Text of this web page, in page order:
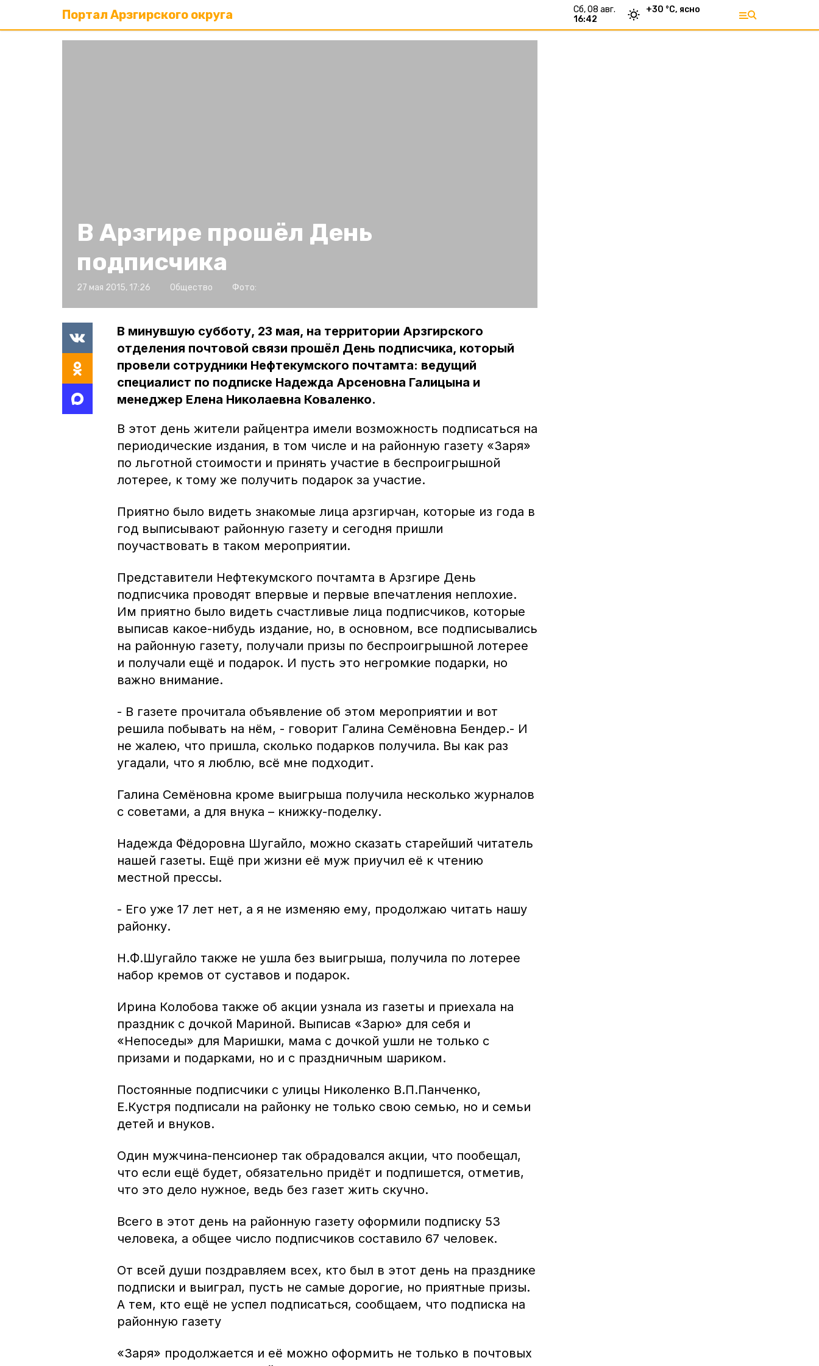
Портал Арзгирского округа
сб, 08 авг.
16:42
+30 °С, ясно
В Арзгире прошёл День
подписчика
27 мая 2015, 17:26 Общество Фото:
В минувшую субботу, 23 мая, на территории Арзгирского
отделения почтовой связи прошёл День подписчика, который
провели сотрудники Нефтекумского почтамта: ведущий
специалист по подписке Надежда Арсеновна Галицына и
менеджер Елена Николаевна Коваленко.
В этот день жители райцентра имели возможность подписаться на
периодические издания, в том числе и на районную газету «Заря»
по льготной стоимости и принять участие в беспроигрышной
лотерее, к тому же получить подарок за участие.
Приятно было видеть знакомые лица арзгирчан, которые из года в
год выписывают районную газету и сегодня пришли
поучаствовать в таком мероприятии.
Представители Нефтекумского почтамта в Арзгире День
подписчика проводят впервые и первые впечатления неплохие.
Им приятно было видеть счастливые лица подписчиков, которые
выписав какое-нибудь издание, но, в основном, все подписывались
на районную газету, получали призы по беспроигрышной лотерее
и получали ещё и подарок. И пусть это негромкие подарки, но
важно внимание.
- В газете прочитала объявление об этом мероприятии и вот
решила побывать на нём, - говорит Галина Семёновна Бендер.- И
не жалею, что пришла, сколько подарков получила. Вы как раз
угадали, что я люблю, всё мне подходит.
Галина Семёновна кроме выигрыша получила несколько журналов
с советами, а для внука – книжку-поделку.
Надежда Фёдоровна Шугайло, можно сказать старейший читатель
нашей газеты. Ещё при жизни её муж приучил её к чтению
местной прессы.
- Его уже 17 лет нет, а я не изменяю ему, продолжаю читать нашу
районку.
Н.Ф.Шугайло также не ушла без выигрыша, получила по лотерее
набор кремов от суставов и подарок.
Ирина Колобова также об акции узнала из газеты и приехала на
праздник с дочкой Мариной. Выписав «Зарю» для себя и
«Непоседы» для Маришки, мама с дочкой ушли не только с
призами и подарками, но и с праздничным шариком.
Постоянные подписчики с улицы Николенко В.П.Панченко,
Е.Кустря подписали на районку не только свою семью, но и семьи
детей и внуков.
Один мужчина-пенсионер так обрадовался акции, что пообещал,
что если ещё будет, обязательно придёт и подпишется, отметив,
что это дело нужное, ведь без газет жить скучно.
Всего в этот день на районную газету оформили подписку 53
человека, а общее число подписчиков составило 67 человек.
От всей души поздравляем всех, кто был в этот день на празднике
подписки и выиграл, пусть не самые дорогие, но приятные призы.
А тем, кто ещё не успел подписаться, сообщаем, что подписка на
районную газету
«Заря» продолжается и её можно оформить не только в почтовых